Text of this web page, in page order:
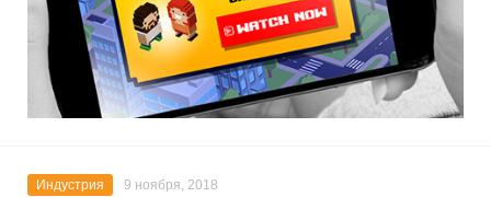
Индустрия 9 ноября, 2018